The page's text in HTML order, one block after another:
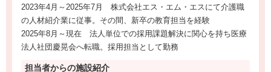
2023年4月～2025年7月 株式会社エス・エム・エスにて介護職
の人材紹介業に従事。その間、新卒の教育担当を経験
2025年8月～現在 法人単位での採用課題解決に関心を持ち医療
法人社団慶晃会へ転職。採用担当として勤務
担当者からの施設紹介